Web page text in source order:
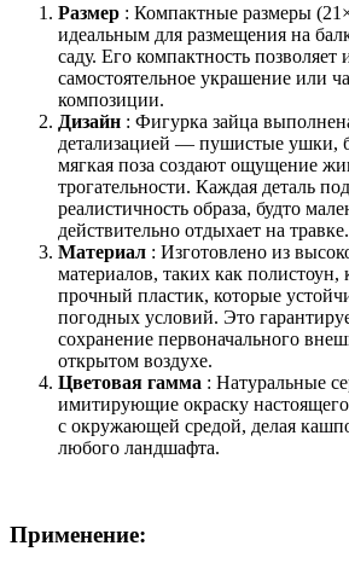
Размер : Компактные размеры
идеальным для размещения на
саду. Его компактность позволяет
самостоятельное украшение или
композиции.
Дизайн : Фигурка зайца
детализацией — пушистые ушки,
мягкая поза создают ощущение
трогательности. Каждая деталь
реалистичность образа, будто
действительно отдыхает на травке.
Материал : Изготовлено из
материалов, таких как полистоун,
прочный пластик, которые
погодных условий. Это
сохранение первоначального
открытом воздухе.
Цветовая гамма : Натуральные
имитирующие окраску
с окружающей средой, делая
любого ландшафта.
Применение: